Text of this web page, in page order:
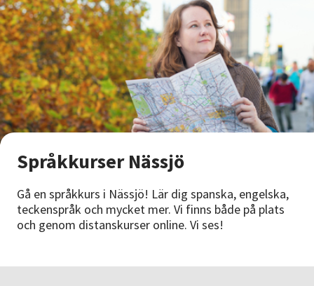
Om SV
Starta studiecirkel
Cirkelledare
Nyheter
Avdelningar
Lyssna
Språkkurser Nässjö
Gå en språkkurs i Nässjö! Lär dig spanska, engelska,
teckenspråk och mycket mer. Vi finns både på plats
och genom distanskurser online. Vi ses!